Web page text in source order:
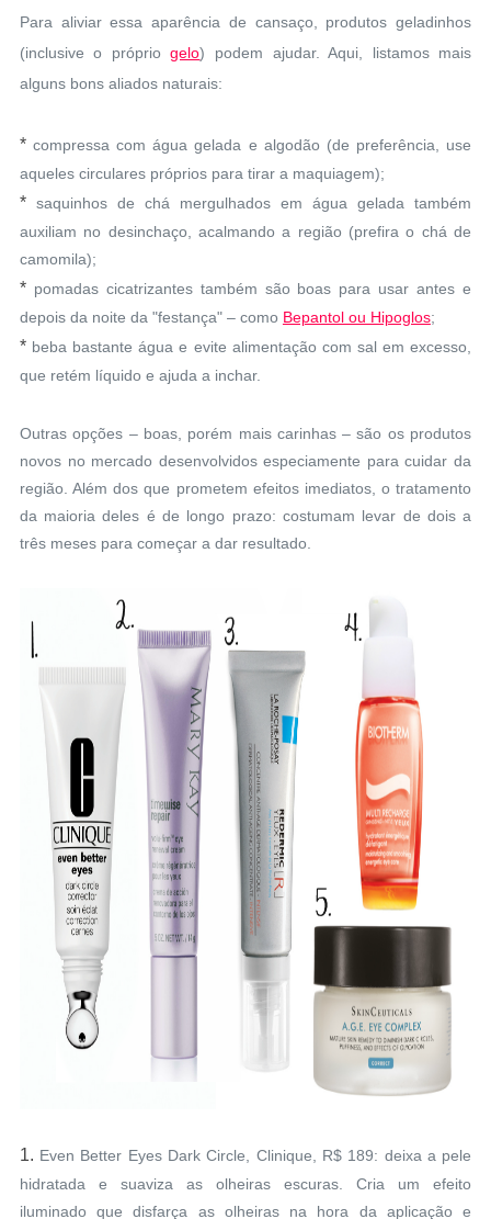
Para aliviar essa aparência de cansaço, produtos geladinhos
(inclusive o própriogelo) podem ajudar. Aqui, listamos mais
alguns bons aliados naturais:
*compressa com água gelada e algodão (de preferência, use
aqueles circulares próprios para tirar a maquiagem);
* saquinhos de chá mergulhados em água gelada também
auxiliam no desinchaço, acalmando a região (prefira o chá de
camomila);
* pomadas cicatrizantes também são boas para usar antes e
depois da noite da "festança" – como Bepantol ou Hipoglos;
* beba bastante água e evite alimentação com sal em excesso,
que retém líquido e ajuda a inchar.
Outras opções – boas, porém mais carinhas – são os produtos
novos no mercado desenvolvidos especiamente para cuidar da
região. Além dos que prometem efeitos imediatos, o tratamento
da maioria deles é de longo prazo: costumam levar de dois a
três meses para começar a dar resultado.
1. Even Better Eyes Dark Circle, Clinique, R$ 189: deixa a pele
hidratada e suaviza as olheiras escuras. Cria um efeito
iluminado que disfarça as olheiras na hora da aplicação e